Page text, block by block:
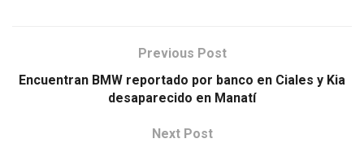
Previous Post
Encuentran BMW reportado por banco en Ciales y Kia
desaparecido en Manatí
Next Post